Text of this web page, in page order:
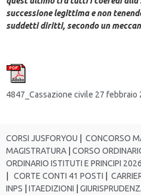
successione legittima e non
suddetti diritti, secondo un
4847_Cassazione civile 27 febbraio
CORSI JUSFORYOU CONCORSO
MAGISTRATURA
CORSO
ORDINARIO ISTITUTI E PRINCIPI
CORTE CONTI 41 POSTI
INPS
ITAEDIZIONI